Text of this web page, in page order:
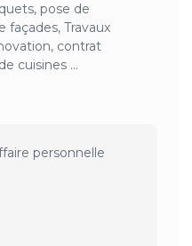
pose de
façades, Travaux
contrat
cuisines ...
personnelle